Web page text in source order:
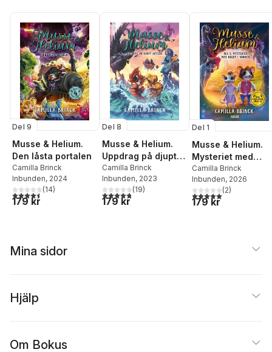
Del 9
Musse & Helium.
Den låsta portalen
Camilla Brinck
Inbunden, 2024
4,5utav 5 stjärnor. Totalt antal röster:
(14)
179 kr
Del 8
Musse & Helium.
Uppdrag på djupt
vatten
Camilla Brinck
Inbunden, 2023
4,8utav 5 stjärnor. Totalt antal röster:
(19)
179 kr
Del 1
Musse & Helium.
Mysteriet med
hålet i väggen
Camilla Brinck
Inbunden, 2026
5,0utav 5 stjärnor.
(2)
179 kr
Mina sidor
Hjälp
Om Bokus